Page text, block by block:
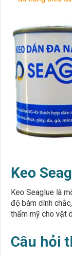
Keo
Keo Seaglue là
độ bám dính
thẩm mỹ cho vật
Câu hỏi